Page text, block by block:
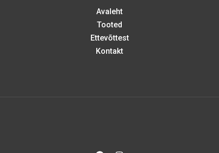
Avaleht
Tooted
Ettevõttest
Kontakt